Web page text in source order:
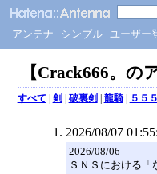
アンテナ シンプル ユーザー
【Crack666。の
すべて | 剣 | 破裏剣 | 龍騎| ５５５
2026/08/07
2026/08/06
ＳＮＳにおける